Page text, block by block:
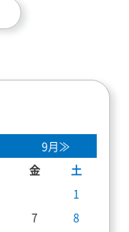
9月≫
金
土
1
7
8